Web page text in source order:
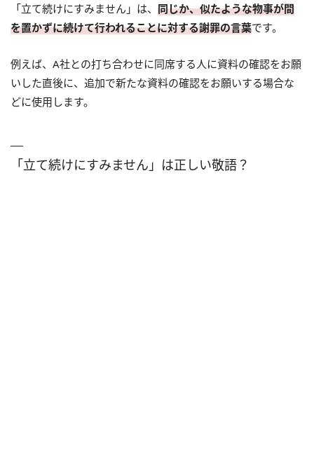
「立て続けにすみません」は、 同じか、似たような物事が間
を置かずに続けて行われることに対する謝罪の言葉です。
例えば、A社との打ち合わせに同席する人に資料の確認をお願
いした直後に、追加で新たな資料の確認をお願いする場合な
どに使用します。
「立て続けにすみません」は正しい敬語？